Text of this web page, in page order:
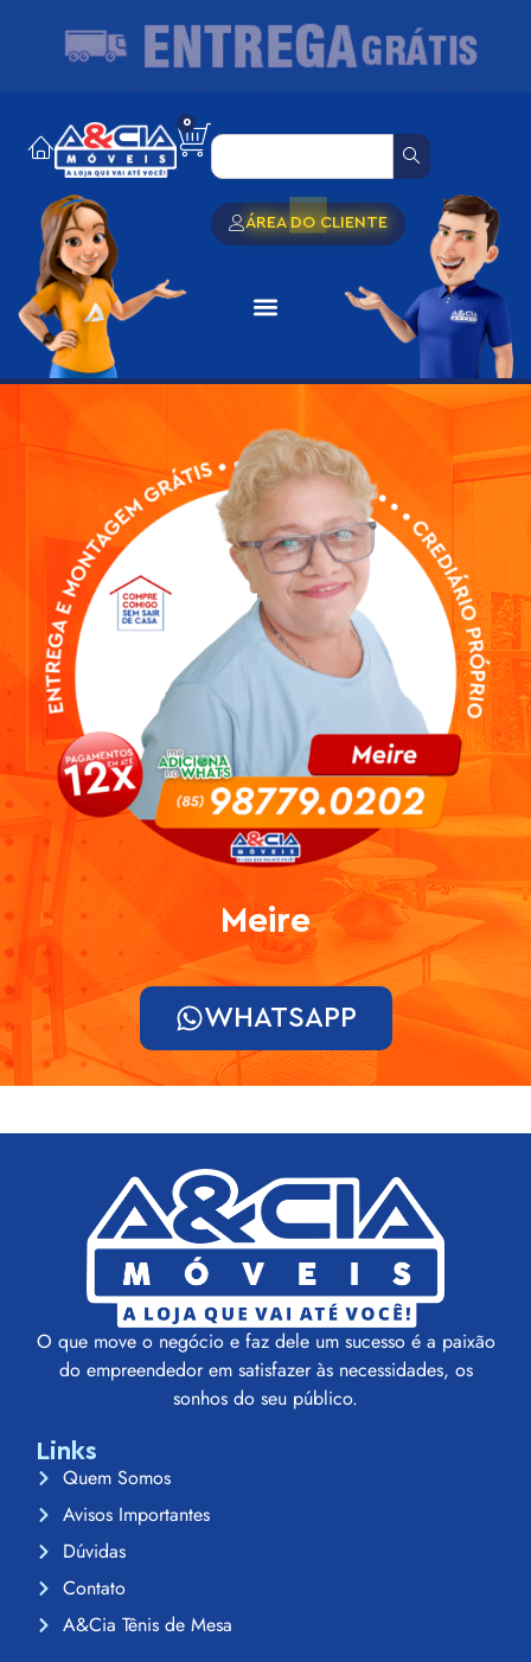
0
ÁREA DO CLIENTE
Meire
WHATSAPP
O que move o negócio e faz dele um sucesso é a paixão
do empreendedor em satisfazer às necessidades, os
sonhos do seu público.
Links
Quem Somos
Avisos Importantes
Dúvidas
Contato
A&Cia Tênis de Mesa